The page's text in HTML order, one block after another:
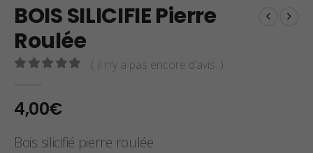
BOIS SILICIFIE Pierre
Roulée
( Il n’y a pas encore d’avis. )
4,00€
Bois silicifié pierre roulée